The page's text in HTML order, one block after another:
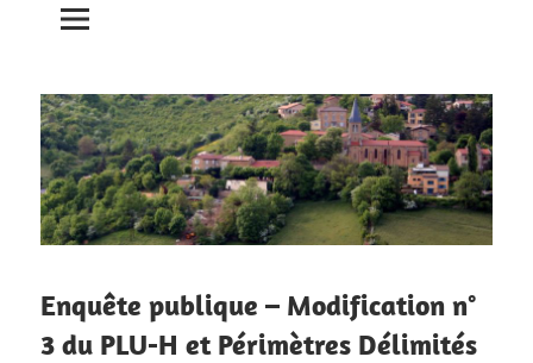
Enquête publique – Modification n°
3 du PLU-H et Périmètres Délimités